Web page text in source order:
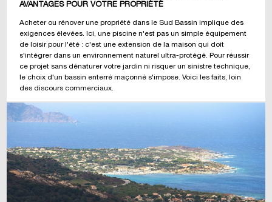
AVANTAGES POUR VOTRE PROPRIÉTÉ
Acheter ou rénover une propriété dans le Sud Bassin implique des
exigences élevées. Ici, une piscine n'est pas un simple équipement
de loisir pour l'été : c'est une extension de la maison qui doit
s'intégrer dans un environnement naturel ultra-protégé. Pour réussir
ce projet sans dénaturer votre jardin ni risquer un sinistre technique,
le choix d'un bassin enterré maçonné s'impose. Voici les faits, loin
des discours commerciaux.